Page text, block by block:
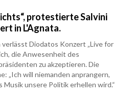
protestierte Salvini
in L'Agnata.
Diodatos Konzert „Live for
die Anwesenheit des
zu akzeptieren. Die
„Ich will niemanden anprangern,
Musik unsere Politik erhellen wird.“